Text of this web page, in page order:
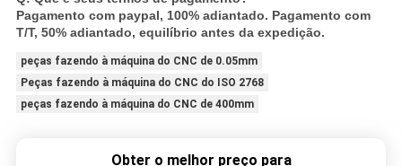
Pagamento com paypal, 100% adiantado. Pagamento com
T/T, 50% adiantado, equilíbrio antes da expedição.
peças fazendo à máquina do CNC de 0.05mm
Peças fazendo à máquina do CNC do ISO 2768
peças fazendo à máquina do CNC de 400mm
Obter o melhor preço para